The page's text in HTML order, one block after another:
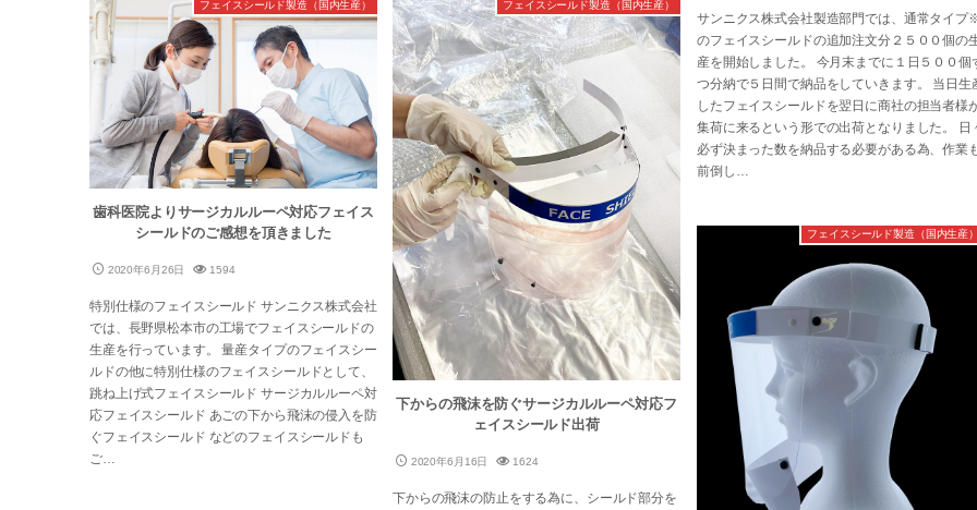
サンニクス株式会社製造部門では、通常タイプ
のフェイスシールドの追加注文分２５００個の
産を開始しました。 今月末までに１日５００個
つ分納で５日間で納品をしていきます。 当日生
したフェイスシールドを翌日に商社の担当者様
集荷に来るという形での出荷となりました。 日
必ず決まった数を納品する必要がある為、作業
前倒し…
歯科医院よりサージカルルーペ対応フェイス
シールドのご感想を頂きました
2020年6月26日
フェイスシールド製造（国内生産）
1594
特別仕様のフェイスシールド サンニクス株式会社
では、長野県松本市の工場でフェイスシールドの
生産を行っています。 量産タイプのフェイスシー
ルドの他に特別仕様のフェイスシールドとして、
跳ね上げ式フェイスシールド サージカルルーペ対
応フェイスシールド あごの下から飛沫の侵入を防
ぐフェイスシールド などのフェイスシールドも
ご…
下からの飛沫を防ぐサージカルルーペ対応フ
ェイスシールド出荷
2020年6月16日
フェイスシールド製造（国内生産）
1624
下からの飛沫の防止をする為に、シールド部分を
フェイスシールド製造（国内生産）